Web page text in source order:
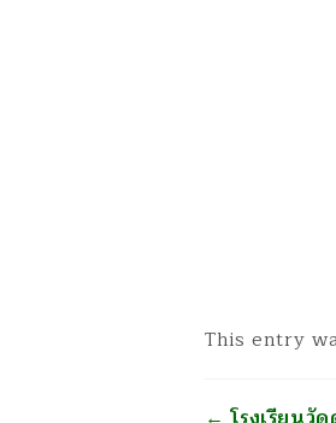
This entry